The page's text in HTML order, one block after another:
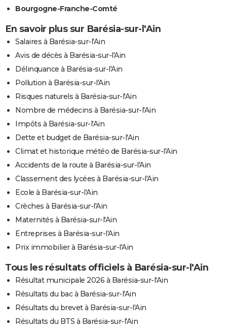
Bourgogne-Franche-Comté
En savoir plus sur Barésia-sur-l'Ain
Salaires à Barésia-sur-l'Ain
Avis de décès à Barésia-sur-l'Ain
Délinquance à Barésia-sur-l'Ain
Pollution à Barésia-sur-l'Ain
Risques naturels à Barésia-sur-l'Ain
Nombre de médecins à Barésia-sur-l'Ain
Impôts à Barésia-sur-l'Ain
Dette et budget de Barésia-sur-l'Ain
Climat et historique météo de Barésia-sur-l'Ain
Accidents de la route à Barésia-sur-l'Ain
Classement des lycées à Barésia-sur-l'Ain
Ecole à Barésia-sur-l'Ain
Crèches à Barésia-sur-l'Ain
Maternités à Barésia-sur-l'Ain
Entreprises à Barésia-sur-l'Ain
Prix immobilier à Barésia-sur-l'Ain
Tous les résultats officiels à Barésia-sur-l'Ain
Résultat municipale 2026 à Barésia-sur-l'Ain
Résultats du bac à Barésia-sur-l'Ain
Résultats du brevet à Barésia-sur-l'Ain
Résultats du BTS à Barésia-sur-l'Ain